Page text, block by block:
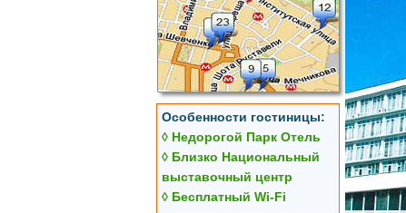
Особенности гостиницы:
◊ Недорогой Парк Отель
◊ Близко Национальный
выставочный центр
◊ Бесплатный Wi-Fi